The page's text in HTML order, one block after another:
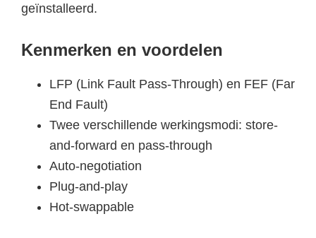
geïnstalleerd.
Kenmerken en voordelen
LFP (Link Fault Pass-Through) en FEF (Far
End Fault)
Twee verschillende werkingsmodi: store-
and-forward en pass-through
Auto-negotiation
Plug-and-play
Hot-swappable